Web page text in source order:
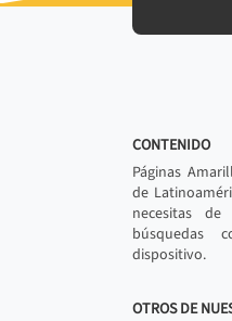
CONTENIDO
Páginas
de
necesitas
búsquedas
dispositivo.
OTROS DE